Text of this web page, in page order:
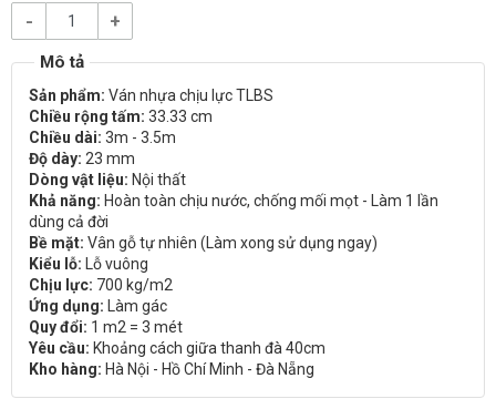
- +
Sản phẩm: Ván nhựa chịu lực TLBS
Chiều rộng tấm: 33.33 cm
Chiều dài: 3m - 3.5m
Độ dày: 23 mm
Dòng vật liệu: Nội thất
Khả năng: Hoàn toàn chịu nước, chống mối mọt - Làm 1 lần
dùng cả đời
Bề mặt: Vân gỗ tự nhiên (Làm xong sử dụng ngay)
Kiểu lỗ: Lỗ vuông
Chịu lực: 700 kg/m2
Ứng dụng: Làm gác
Quy đổi: 1 m2 = 3 mét
Yêu cầu: Khoảng cách giữa thanh đà 40cm
Kho hàng: Hà Nội - Hồ Chí Minh - Đà Nẵng